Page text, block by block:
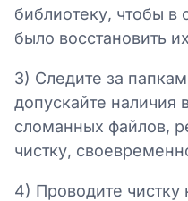
библиотеку, чтобы
было восстановить
3) Следите за
допускайте наличия
сломанных файлов,
чистку,
4) Проводите